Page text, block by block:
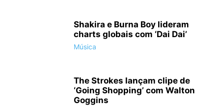
Shakira e Burna Boy lideram
charts globais com ‘Dai Dai’
Música
The Strokes lançam clipe de
‘Going Shopping’ com Walton
Goggins